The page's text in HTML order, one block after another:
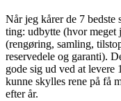
Når jeg kårer de 7
ting: udbytte (hvor meget
(rengøring, samling,
reservedele og garanti).
gode sig ud ved at levere
kunne skylles rene på få
efter år.